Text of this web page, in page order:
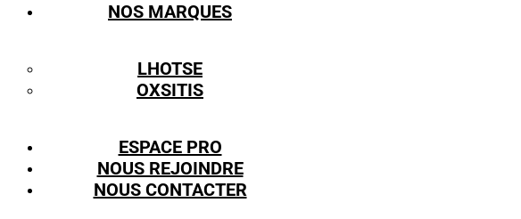
NOS MARQUES
LHOTSE
OXSITIS
ESPACE PRO
NOUS REJOINDRE
NOUS CONTACTER
Groupe Eurosports Diffusion
610, Rue des Tuiliers,
38430 Saint-Jean-de-Moirans
LE GROUPE